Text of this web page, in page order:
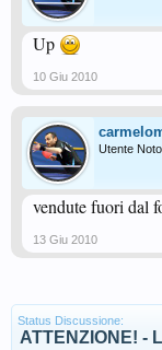
Up
10 Giu 2010
Utente Noto
vendute fuori dal
13 Giu 2010
Status Discussione:
ATTENZIONE! -